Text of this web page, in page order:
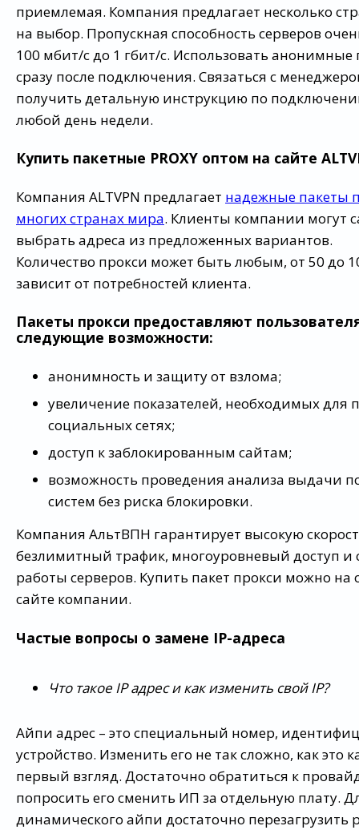
приемлемая. Компания предлагает несколько
на выбор. Пропускная способность серверов
100 мбит/с до 1 гбит/с. Использовать
сразу после подключения. Связаться с
получить детальную инструкцию по
любой день недели.
Купить пакетные PROXY оптом на сайте
Компания ALTVPN предлагает надежные пакеты
многих странах мира. Клиенты компании могут
выбрать адреса из предложенных вариантов.
Количество прокси может быть любым, от 50 до
зависит от потребностей клиента.
Пакеты прокси предоставляют
следующие возможности:
анонимность и защиту от взлома;
увеличение показателей, необходимых для
социальных сетях;
доступ к заблокированным сайтам;
возможность проведения анализа выдачи
систем без риска блокировки.
Компания АльтВПН гарантирует высокую
безлимитный трафик, многоуровневый доступ и
работы серверов. Купить пакет прокси можно
сайте компании.
Частые вопросы о замене IP-адреса
Что такое IP адрес и как изменить свой IP?
Айпи адрес – это специальный номер,
устройство. Изменить его не так сложно, как это
первый взгляд. Достаточно обратиться к
попросить его сменить ИП за отдельную плату.
динамического айпи достаточно перезагрузить